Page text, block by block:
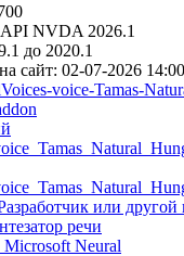
NVDA 2026.1
до 2020.1
сайт: 02-07-2026
voice-Tamas-
или другой
речи
Microsoft Neural